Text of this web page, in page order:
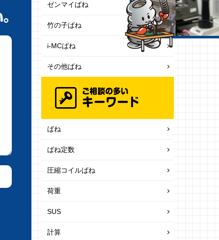
ゼンマイばね
竹の子ばね
i-MCばね
その他ばね
ばね
ばね定数
圧縮コイルばね
荷重
SUS
計算